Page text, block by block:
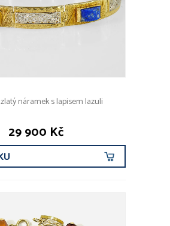
náramek s lapisem lazuli
29 900 Kč